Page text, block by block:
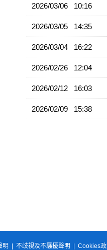
2026/03/06 10:16
2026/03/05 14:35
2026/03/04 16:22
2026/02/26 12:04
2026/02/12 16:03
2026/02/09 15:38
明 不歧視及不騷擾聲明 Cookies